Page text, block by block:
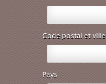
Code postal et ville
Pays